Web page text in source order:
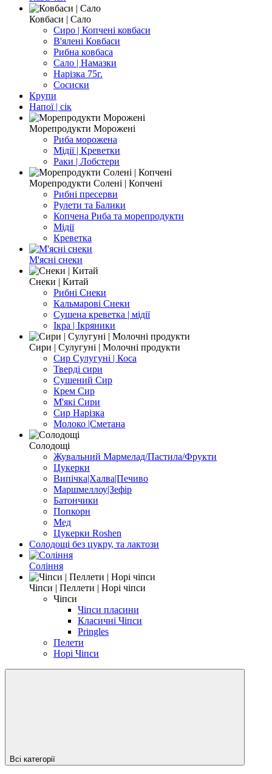
Ковбаси | Сало
Сиро | Копчені ковбаси
В'ялені Ковбаси
Рибна ковбаса
Сало | Намазки
Нарізка 75г.
Сосиски
Крупи
Напої | сік
Морепродукти Морожені
Риба морожена
Мідії | Креветки
Раки | Лобстери
Морепродукти Солені | Копчені
Рибні пресерви
Рулети та Балики
Копчена Риба та морепродукти
Мідії
Креветка
М'ясні снеки
Снеки | Китай
Рибні Снеки
Кальмарові Снеки
Сушена креветка | мідії
Ікра | Ікряники
Сири | Сулугуні | Молочні продукти
Сир Сулугуні | Коса
Тверді сири
Сушений Сир
Крем Сир
М'які Сири
Сир Нарізка
Молоко |Сметана
Солодощі
Жувальний Мармелад/Пастила/Фрукти
Цукерки
Випічка|Халва|Печиво
Маршмеллоу|Зефір
Батончики
Попкорн
Мед
Цукерки Roshen
Солодощі без цукру, та лактози
Соління
Чіпси | Пеллети | Норі чіпси
Чіпси
Чіпси пласини
Класичні Чіпси
Pringles
Пелети
Норі Чіпси
Всі категорії